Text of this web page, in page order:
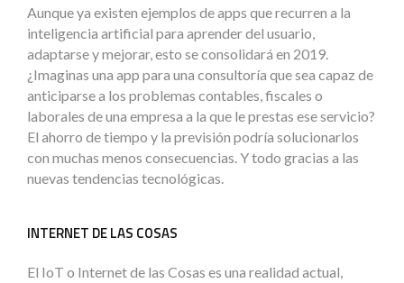
Aunque ya existen ejemplos de apps que recurren a la
inteligencia artificial para aprender del usuario,
adaptarse y mejorar, esto se consolidará en 2019.
¿Imaginas una app para una consultoría que sea capaz de
anticiparse a los problemas contables, fiscales o
laborales de una empresa a la que le prestas ese servicio?
El ahorro de tiempo y la previsión podría solucionarlos
con muchas menos consecuencias. Y todo gracias a las
nuevas tendencias tecnológicas.
INTERNET DE LAS COSAS
El IoT o Internet de las Cosas es una realidad actual,